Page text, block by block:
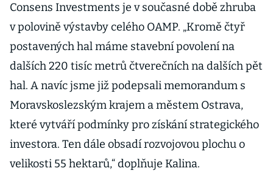
Consens Investments je v současné době zhruba
v polovině výstavby celého OAMP. „Kromě čtyř
postavených hal máme stavební povolení na
dalších 220 tisíc metrů čtverečních na dalších pět
hal. A navíc jsme již podepsali memorandum s
Moravskoslezským krajem a městem Ostrava,
které vytváří podmínky pro získání strategického
investora. Ten dále obsadí rozvojovou plochu o
velikosti 55 hektarů,“ doplňuje Kalina.